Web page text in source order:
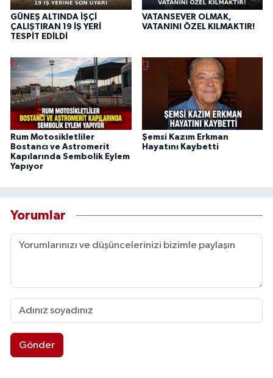
GÜNEŞ ALTINDA İŞÇİ
ÇALIŞTIRAN 19 İŞ YERİ
TESPİT EDİLDİ
VATANSEVER OLMAK,
VATANINI ÖZEL KILMAKTIR!
Rum Motosikletliler
Bostancı ve Astromerit
Kapılarında Sembolik Eylem
Yapıyor
Şemsi Kazım Erkman
Hayatını Kaybetti
Yorumlar
Gönder